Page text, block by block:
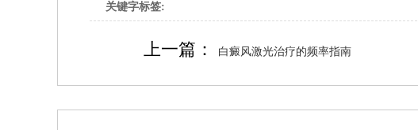
关键字标签:
上一篇： 白癜风激光治疗的频率指南